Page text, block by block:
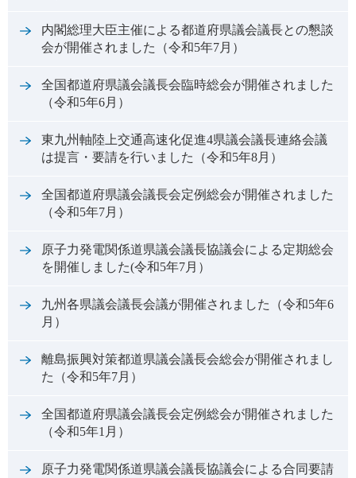
内閣総理大臣主催による都道府県議会議長との懇談
会が開催されました（令和5年7月）
全国都道府県議会議長会臨時総会が開催されました
（令和5年6月）
東九州軸陸上交通高速化促進4県議会議長連絡会議
は提言・要請を行いました（令和5年8月）
全国都道府県議会議長会定例総会が開催されました
（令和5年7月）
原子力発電関係道県議会議長協議会による定期総会
を開催しました(令和5年7月）
九州各県議会議長会議が開催されました（令和5年6
月）
離島振興対策都道県議会議長会総会が開催されまし
た（令和5年7月）
全国都道府県議会議長会定例総会が開催されました
（令和5年1月）
原子力発電関係道県議会議長協議会による合同要請